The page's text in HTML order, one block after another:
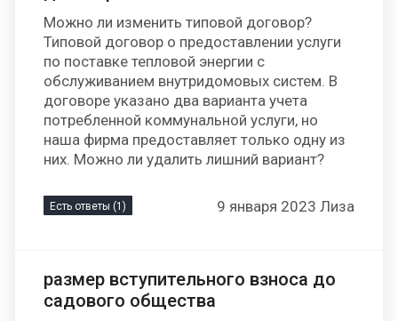
Можно ли изменить типовой договор?
Типовой договор о предоставлении услуги
по поставке тепловой энергии с
обслуживанием внутридомовых систем. В
договоре указано два варианта учета
потребленной коммунальной услуги, но
наша фирма предоставляет только одну из
них. Можно ли удалить лишний вариант?
Есть ответы (1) 9 января 2023 Лиза
размер вступительного взноса до
садового общества